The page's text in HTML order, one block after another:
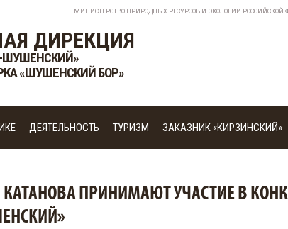
МИНИСТЕРСТВО ПРИРОДНЫХ РЕСУРСОВ И ЭКОЛОГИИ РОССИЙСКОЙ
ДИРЕКЦИЯ
ШУШЕНСКИЙ»
«ШУШЕНСКИЙ БОР»
ДЕЯТЕЛЬНОСТЬ ТУРИЗМ ЗАКАЗНИК «КИРЗИНСКИЙ»
ПРИНИМАЮТ УЧАСТИЕ В